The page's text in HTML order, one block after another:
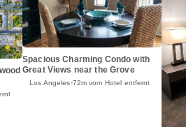
Spacious Charming Condo with
Great Views near the Grove
Los Angeles 72m vom Hotel entfernt